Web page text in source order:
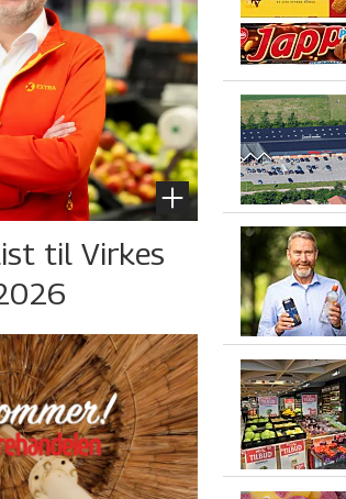
til Virkes